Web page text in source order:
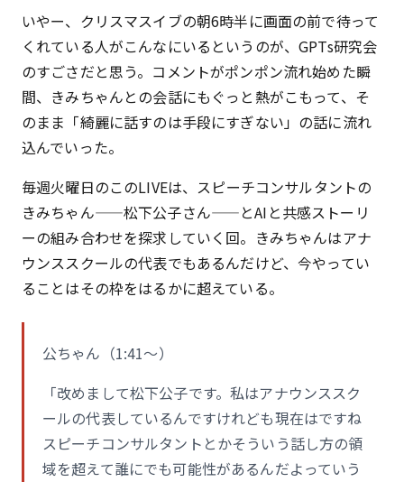
いやー、クリスマスイブの朝6時半に画面の前で待って
くれている人がこんなにいるというのが、GPTs研究会
のすごさだと思う。コメントがポンポン流れ始めた瞬
間、きみちゃんとの会話にもぐっと熱がこもって、そ
のまま「綺麗に話すのは手段にすぎない」の話に流れ
込んでいった。
毎週火曜日のこのLIVEは、スピーチコンサルタントの
きみちゃん——松下公子さん——とAIと共感ストーリ
ーの組み合わせを探求していく回。きみちゃんはアナ
ウンススクールの代表でもあるんだけど、今やってい
ることはその枠をはるかに超えている。
公ちゃん（1:41〜）
「改めまして松下公子です。私はアナウンススク
ールの代表しているんですけれども現在はですね
スピーチコンサルタントとかそういう話し方の領
域を超えて誰にでも可能性があるんだよっていう